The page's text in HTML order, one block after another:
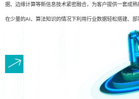
据、边缘计算等新信息技术紧密融合，为客户提供一套成
在少量的AI、算法知识的情况下利用行业数据轻松搭建、部